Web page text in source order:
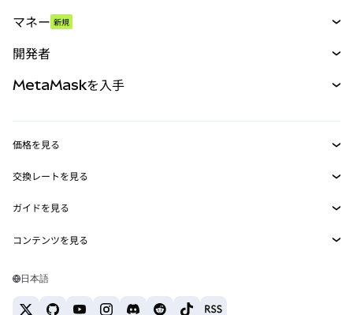
パーペチュアル
RWA
マネー 新規
開発者
MetaMask Connect
Snaps
Web3サービス
MetaMaskを入手
セキュリティ
サポート
キャリア
お問い合わせ
価格を見る
イーサリアムの価格
Solanaの価格
Tetherの価格
交換レートを見る
ETH→USD
USDT→INR
BTC→INR
ETH→USDT
ガイドを見る
ETHの購入
コンテンツを見る
Solanaウォレット
日本語